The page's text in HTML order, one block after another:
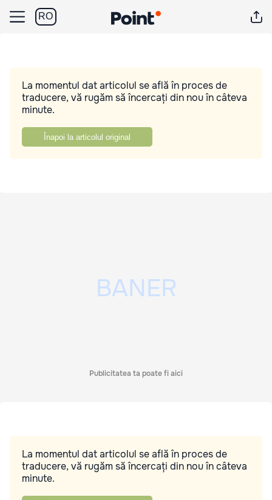
RO
La momentul dat articolul se află în proces de
traducere, vă rugăm să încercați din nou în câteva
minute.
Înapoi la articolul original
Publicitatea ta poate fi aici
La momentul dat articolul se află în proces de
traducere, vă rugăm să încercați din nou în câteva
minute.